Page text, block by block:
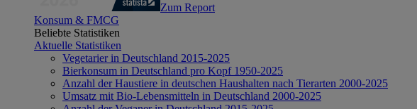
Zum Report
Konsum & FMCG
Beliebte Statistiken
Aktuelle Statistiken
Vegetarier in Deutschland 2015-2025
Bierkonsum in Deutschland pro Kopf 1950-2025
Anzahl der Haustiere in deutschen Haushalten nach Tierarten 2000-2025
Umsatz mit Bio-Lebensmitteln in Deutschland 2000-2025